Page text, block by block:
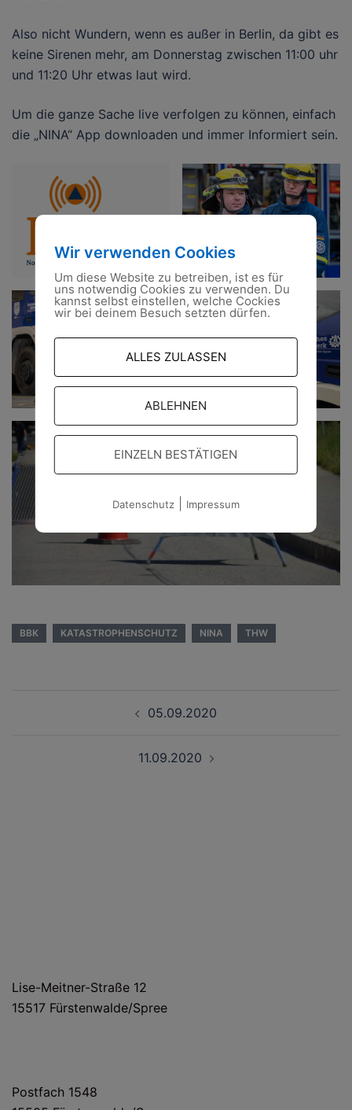
Also nicht Wundern, wenn es außer in Berlin, da gibt es
keine Sirenen mehr, am Donnerstag zwischen 11:00 uhr
und 11:20 Uhr etwas laut wird.
Um die ganze Sache live verfolgen zu können, einfach
die „NINA“ App downloaden und immer Informiert sein.
BBK KATASTROPHENSCHUTZ NINA THW
05.09.2020
11.09.2020
Lise-Meitner-Straße 12
15517 Fürstenwalde/Spree
Postfach 1548
Wir verwenden Cookies
Um diese Website zu betreiben, ist es für
uns notwendig Cookies zu verwenden. Du
kannst selbst einstellen, welche Cockies
wir bei deinem Besuch setzten dürfen.
ALLES ZULASSEN
ABLEHNEN
EINZELN BESTÄTIGEN
Datenschutz| Impressum